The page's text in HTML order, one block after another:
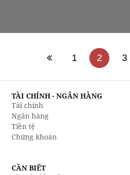
1 2 3
TÀI CHÍNH - NGÂN HÀNG
Tài chính
Ngân hàng
Tiền tệ
Chứng khoán
CẦN BIẾT